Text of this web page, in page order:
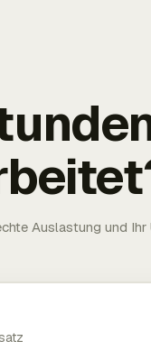
Auslastung und